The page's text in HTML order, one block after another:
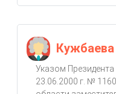
Кужбаева
Указом
23.06.2000 г. №